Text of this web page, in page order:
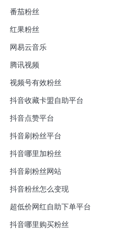
番茄粉丝
红果粉丝
网易云音乐
腾讯视频
视频号有效粉丝
抖音收藏卡盟自助平台
抖音点赞平台
抖音刷粉丝平台
抖音哪里加粉丝
抖音刷粉丝网站
抖音粉丝怎么变现
超低价网红自助下单平台
抖音哪里购买粉丝